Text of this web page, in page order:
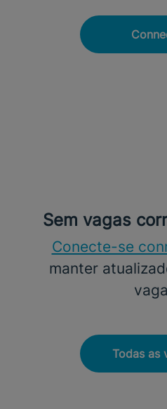
Sem vagas
Conecte-se
manter
Todas as